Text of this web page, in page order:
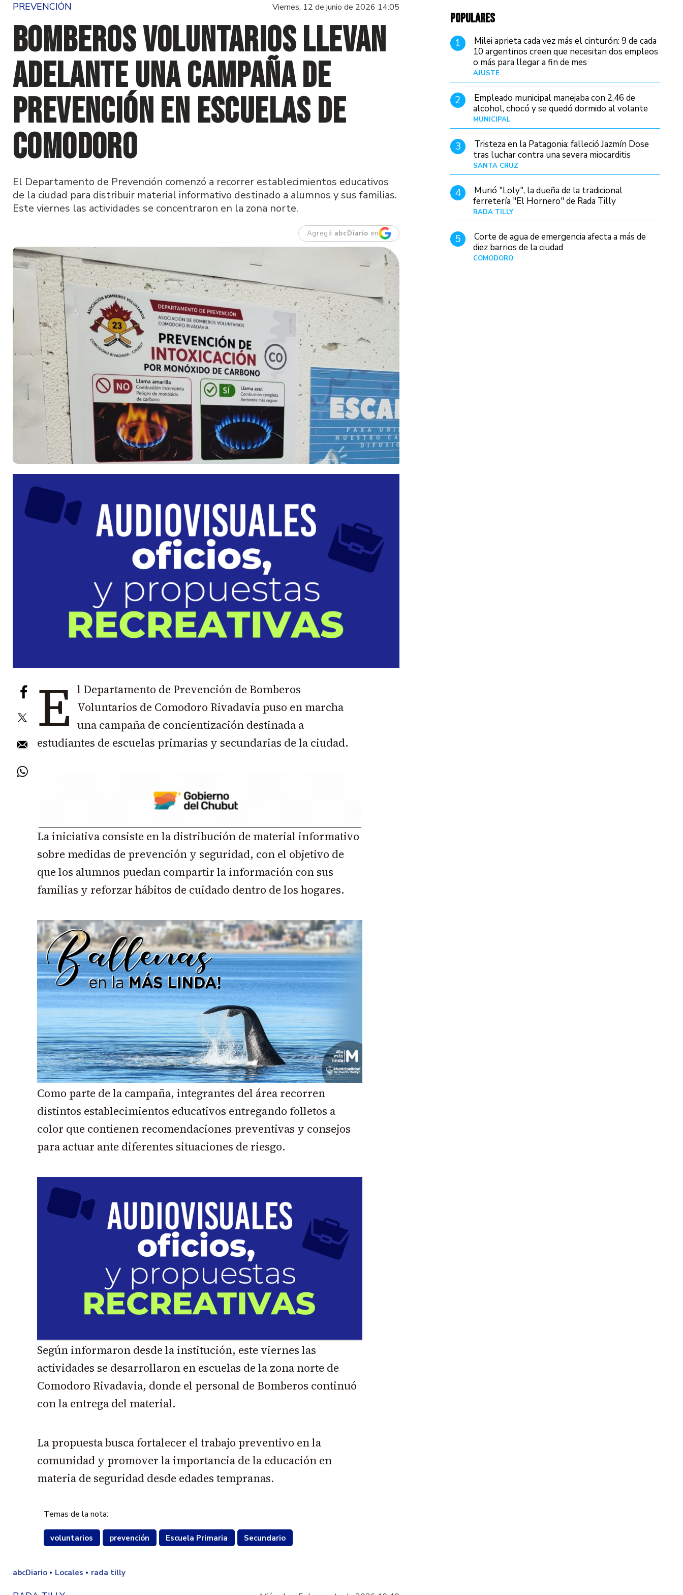
PREVENCIÓN Viernes, 12 de junio de 2026 14:05
Bomberos Voluntarios llevan
adelante una campaña de
prevención en escuelas de
Comodoro
El Departamento de Prevención comenzó a recorrer establecimientos educativos
de la ciudad para distribuir material informativo destinado a alumnos y sus familias.
Este viernes las actividades se concentraron en la zona norte.
Agregá abcDiario en
E l Departamento de Prevención de Bomberos
Voluntarios de Comodoro Rivadavia puso en marcha
una campaña de concientización destinada a
estudiantes de escuelas primarias y secundarias de la ciudad.
La iniciativa consiste en la distribución de material informativo
sobre medidas de prevención y seguridad, con el objetivo de
que los alumnos puedan compartir la información con sus
familias y reforzar hábitos de cuidado dentro de los hogares.
Como parte de la campaña, integrantes del área recorren
distintos establecimientos educativos entregando folletos a
color que contienen recomendaciones preventivas y consejos
para actuar ante diferentes situaciones de riesgo.
Según informaron desde la institución, este viernes las
actividades se desarrollaron en escuelas de la zona norte de
Comodoro Rivadavia, donde el personal de Bomberos continuó
con la entrega del material.
La propuesta busca fortalecer el trabajo preventivo en la
comunidad y promover la importancia de la educación en
materia de seguridad desde edades tempranas.
Temas de la nota:
voluntarios prevención Escuela Primaria Secundario
POPULARES
1
Milei aprieta cada vez más el cinturón: 9 de cada
10 argentinos creen que necesitan dos empleos
o más para llegar a fin de mes
AJUSTE
2
Empleado municipal manejaba con 2,46 de
alcohol, chocó y se quedó dormido al volante
MUNICIPAL
3
Tristeza en la Patagonia: falleció Jazmín Dose
tras luchar contra una severa miocarditis
SANTA CRUZ
4
Murió "Loly", la dueña de la tradicional
ferretería "El Hornero" de Rada Tilly
RADA TILLY
5
Corte de agua de emergencia afecta a más de
diez barrios de la ciudad
COMODORO
abcDiario Locales rada tilly